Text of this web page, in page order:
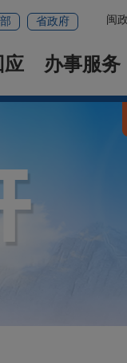
闽
省政府
应 办事服务